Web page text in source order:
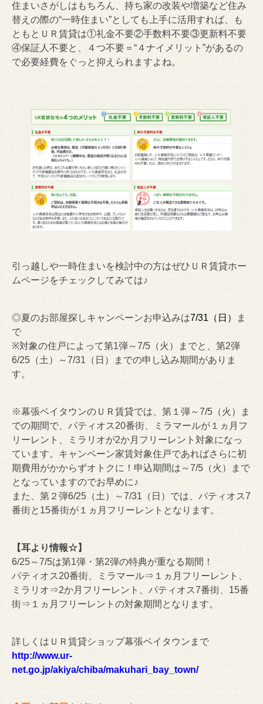
住まいさがしはもちろん、持ち家の改装や増築など住み
替えの際の“一時住まい”としても上手に活用すれば、も
ともとＵＲ賃貸は①礼金不要②手数料不要③更新料不要
④保証人不要と、４つ不要＝“４ナイメリット”があるの
で必要経費をぐっと抑えられますよね。
引っ越しや一時住まいを検討中の方はぜひＵＲ賃貸ホー
ムページをチェックしてみては♪
◎夏のお部屋探しキャンペーンお申込みは7/31（日） ま
で
※対象の住戸によって第1弾～7/5（火）までと、第2弾
6/25（土）～7/31（日）までの申し込み期間がありま
す。
※幕張ベイタウンのＵＲ賃貸では、第１弾～7/5（火）ま
での期間で、パティオス20番街、ミラマールが１ヵ月フ
リーレント、ミラリオが2か月フリーレント対象になっ
ています。キャンペーン家賃対象住戸であればさらに初
期費用がかからずオトクに！申込期間は～7/5（火）まで
となっていますのでお早めに♪
また、第２弾6/25（土）～7/31（日）では、パティオス7
番街と15番街が１ヵ月フリーレントとなります。
【耳より情報☆】
6/25～7/5は第1弾・第2弾の特典が重なる期間！
パティオス20番街、ミラマール⇒１ヵ月フリーレント、
ミラリオ⇒2か月フリーレント、パティオス7番街、15番
街⇒１ヵ月フリーレントの対象期間となります。
詳しくはＵＲ賃貸ショップ幕張ベイタウンまで
http://www.ur-
net.go.jp/akiya/chiba/makuhari_bay_town/